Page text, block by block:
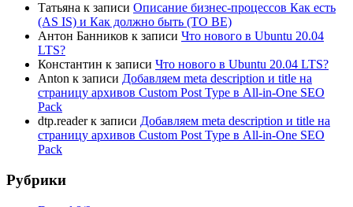
Татьяна к записи Описание бизнес-процессов Как есть
(AS IS) и Как должно быть (TO BE)
Антон Банников к записи Что нового в Ubuntu 20.04
LTS?
Константин к записи Что нового в Ubuntu 20.04 LTS?
Anton к записи Добавляем meta description и title на
страницу архивов Custom Post Type в All-in-One SEO
Pack
dtp.readerк записи Добавляем meta description и title на
страницу архивов Custom Post Type в All-in-One SEO
Pack
Рубрики